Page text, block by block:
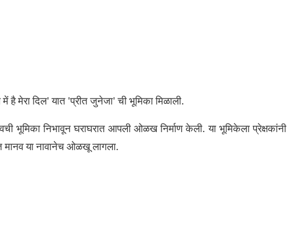
मेरा दिल' यात 'प्रीत जुनेजा' ची भूमिका मिळाली.
भूमिका निभावून घराघरात आपली ओळख निर्माण केली. या भूमिकेला प्रेक्षकांनी
मानव या नावानेच ओळखू लागला.